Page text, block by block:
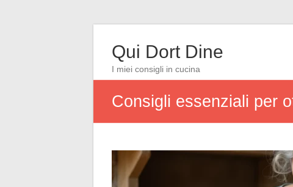
Qui Dort Dine
I miei consigli in cucina
Consigli essenziali per